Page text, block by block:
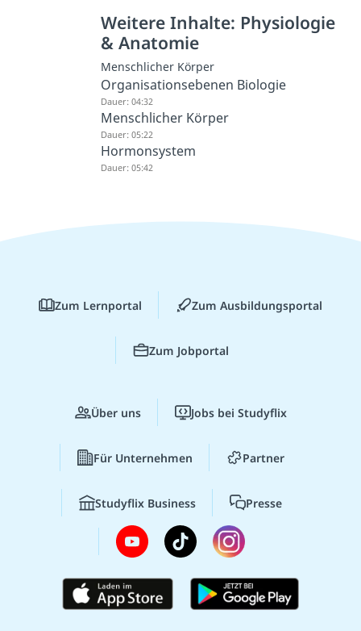
Weitere Inhalte: Physiologie
& Anatomie
Menschlicher Körper
Organisationsebenen Biologie
Dauer: 04:32
Menschlicher Körper
Dauer: 05:22
Hormonsystem
Dauer: 05:42
Zum Lernportal Zum Ausbildungsportal
Zum Jobportal
Über uns Jobs bei Studyflix
Für Unternehmen Partner
Studyflix Business Presse